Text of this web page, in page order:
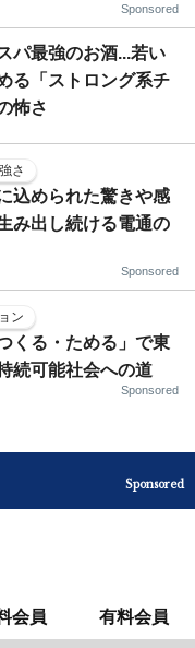
Sponsored
パ最強のお酒...若い
る「ストロング系チ
怖さ
さ
込められた驚きや感
み出し続ける電通の
Sponsored
ン
くる・ためる」で東
続可能社会への道
Sponsored
Sponsored
会員 有料会員